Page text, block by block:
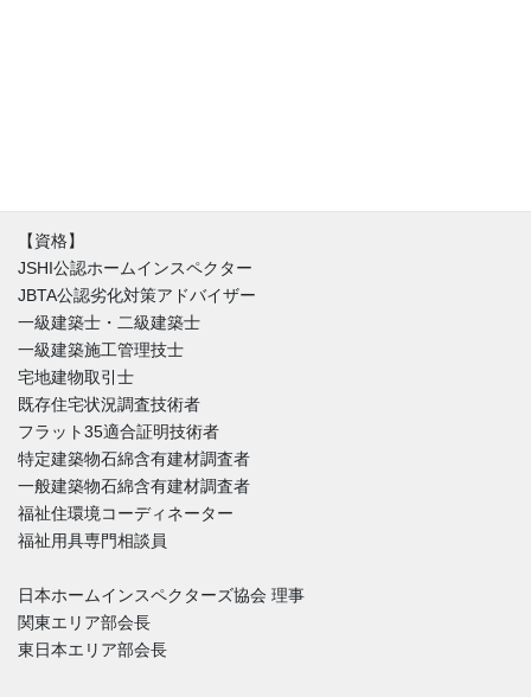
【資格】
JSHI公認ホームインスペクター
JBTA公認劣化対策アドバイザー
一級建築士・二級建築士
一級建築施工管理技士
宅地建物取引士
既存住宅状況調査技術者
フラット35適合証明技術者
特定建築物石綿含有建材調査者
一般建築物石綿含有建材調査者
福祉住環境コーディネーター
福祉用具専門相談員
日本ホームインスペクターズ協会 理事
関東エリア部会長
東日本エリア部会長